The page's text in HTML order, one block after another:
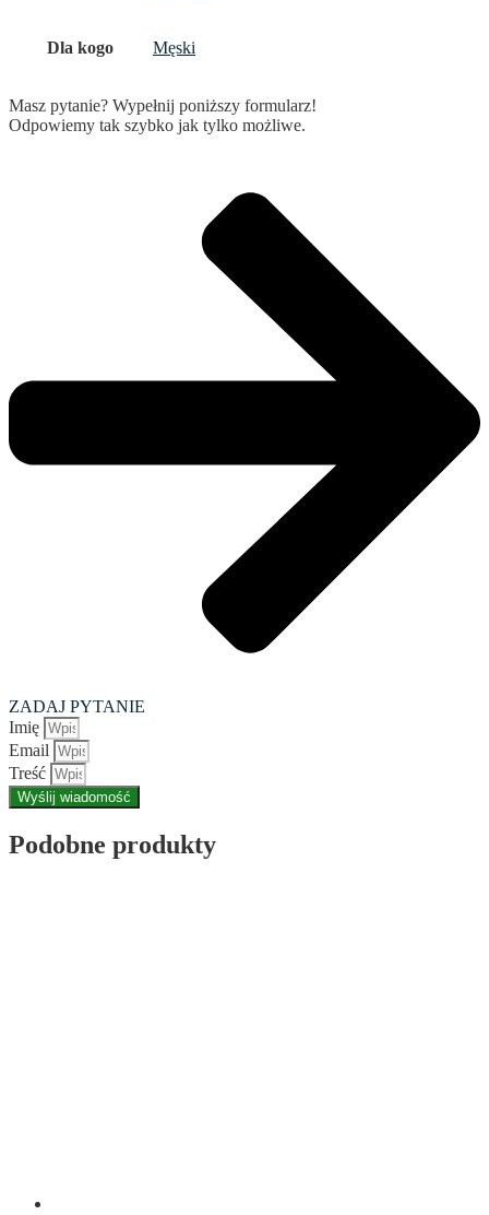
Dla kogo Męski
Masz pytanie? Wypełnij poniższy formularz!
Odpowiemy tak szybko jak tylko możliwe.
ZADAJ PYTANIE
Imię
Email
Treść
Wyślij wiadomość
Podobne produkty